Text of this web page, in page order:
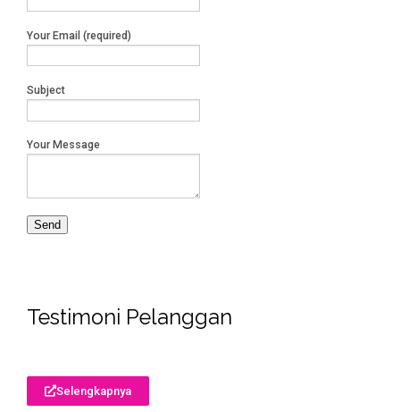
Your Email (required)
Subject
Your Message
Testimoni Pelanggan
Selengkapnya